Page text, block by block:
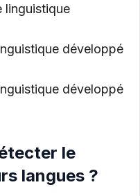
linguistique
développé
développé
le
langues ?